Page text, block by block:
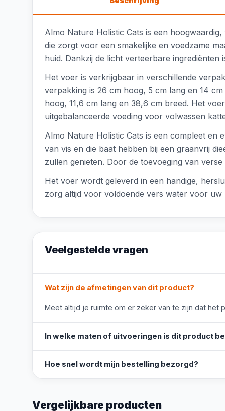
Almo Nature Holistic Cats is een
die zorgt voor een smakelijke en voedzame
huid. Dankzij de licht verteerbare
Het voer is verkrijgbaar in verschillende
verpakking is 26 cm hoog, 5 cm lang en 14
hoog, 11,6 cm lang en 38,6 cm breed. Het
uitgebalanceerde voeding voor volwassen
Almo Nature Holistic Cats is een compleet en
van vis en die baat hebben bij een graanvrij
zullen genieten. Door de toevoeging van
Het voer wordt geleverd in een handige,
zorg altijd voor voldoende vers water voor uw
Veelgestelde vragen
Wat zijn de afmetingen van dit product?
Meet altijd je ruimte om er zeker van te zijn dat het
In welke maten of uitvoeringen is dit product
Hoe snel wordt mijn bestelling bezorgd?
Vergelijkbare producten